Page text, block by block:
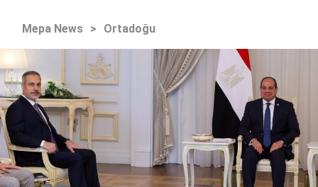
Mepa News > Ortadoğu